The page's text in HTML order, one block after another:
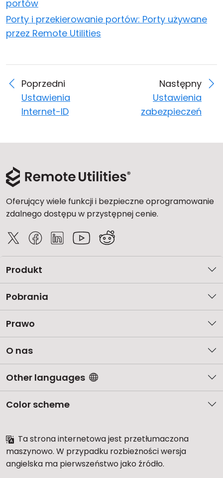
portów
Porty i przekierowanie portów: Porty używane
przez Remote Utilities
Poprzedni
Ustawienia
Internet-ID
Następny
Ustawienia
zabezpieczeń
Oferujący wiele funkcji i bezpieczne oprogramowanie
zdalnego dostępu w przystępnej cenie.
Produkt
Pobrania
Prawo
O nas
Other languages
Color scheme
Ta strona internetowa jest przetłumaczona
maszynowo. W przypadku rozbieżności wersja
angielska ma pierwszeństwo jako źródło.